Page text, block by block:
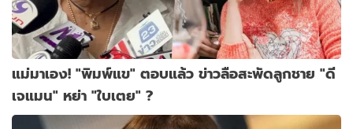
แม่มาเอง! "พิมพ์แข" ตอบแล้ว ข่าวลือสะพัดลูกชาย "ดี
เจแมน" หย่า "ใบเตย" ?